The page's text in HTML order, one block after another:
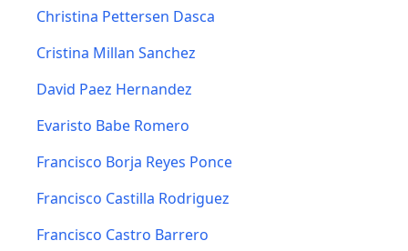
Christina Pettersen Dasca
Cristina Millan Sanchez
David Paez Hernandez
Evaristo Babe Romero
Francisco Borja Reyes Ponce
Francisco Castilla Rodriguez
Francisco Castro Barrero